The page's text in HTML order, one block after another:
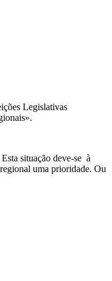
Legislativas
situação deve-se à
uma prioridade. Ou